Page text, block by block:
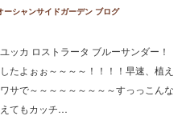
ーシャンサイドガーデン ブログ
ッカ ロストラータ ブルーサンダー！
たよぉぉ～～～～！！！！早速、植え
で～～～～～～～～～すっっこんな
てもカッチ…